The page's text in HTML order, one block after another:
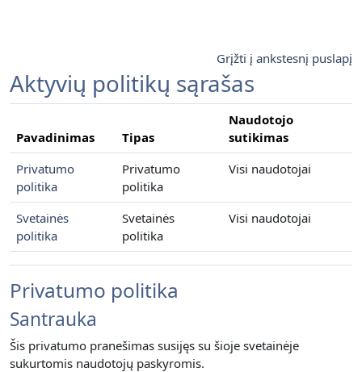
Grįžti į ankstesnį puslapį
Aktyvių politikų sąrašas
Pavadinimas Tipas
Naudotojo
sutikimas
Privatumo
politika
Privatumo
politika
Visi naudotojai
Svetainės
politika
Svetainės
politika
Visi naudotojai
Privatumo politika
Santrauka
Šis privatumo pranešimas susijęs su šioje svetainėje
sukurtomis naudotojų paskyromis.